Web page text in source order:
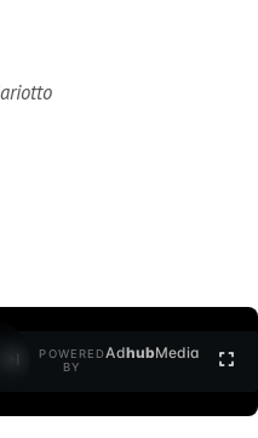
POWERED
BY
AdhubMedia